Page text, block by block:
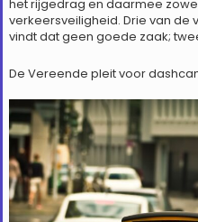
het rijgedrag en daarmee
verkeersveiligheid. Drie van de
vindt dat geen goede zaak;
De Vereende pleit voor